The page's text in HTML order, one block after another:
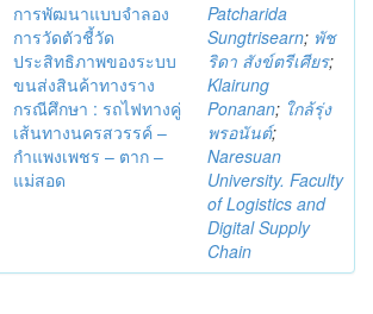
การพัฒนาแบบจำลอง
การวัดตัวชี้วัด
ประสิทธิภาพของระบบ
ขนส่งสินค้าทางราง
กรณีศึกษา : รถไฟทางคู่
เส้นทางนครสวรรค์ –
กำแพงเพชร – ตาก –
แม่สอด
Patcharida
Sungtrisearn; พัช
ริดา สังข์ตรีเศียร;
Klairung
Ponanan; ใกล้รุ่ง
พรอนันต์;
Naresuan
University. Faculty
of Logistics and
Digital Supply
Chain